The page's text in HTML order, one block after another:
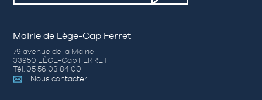
Mairie de Lège-Cap Ferret
79 avenue de la Mairie
33950 LÈGE-Cap FERRET
Tél. 05 56 03 84 00
Nous contacter